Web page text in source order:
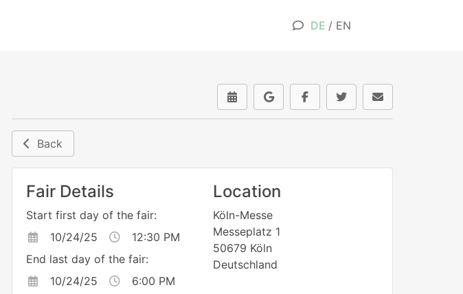
DE / EN
Back
Fair Details
Start first day of the fair:
10/24/25
12:30 PM
End last day of the fair:
10/24/25
6:00 PM
Location
Köln-Messe
Messeplatz 1
50679 Köln
Deutschland